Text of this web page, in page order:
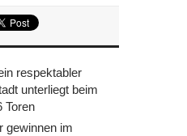
respektabler
unterliegt beim
Toren
gewinnen im